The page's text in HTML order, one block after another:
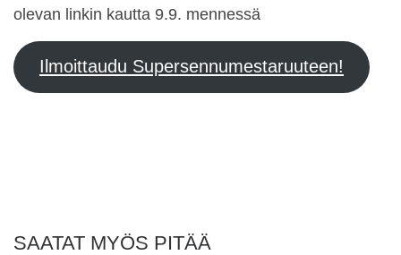
olevan linkin kautta 9.9. mennessä
Ilmoittaudu Supersennumestaruuteen!
SAATAT MYÖS PITÄÄ